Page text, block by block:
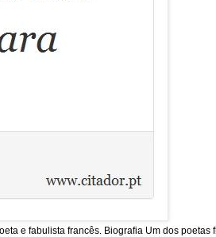
e fabulista francês. Biografia Um dos